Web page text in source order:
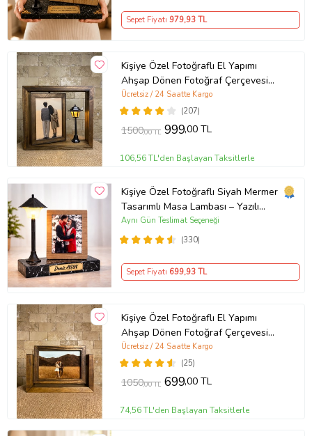
Sepet Fiyatı 979,93 TL
Kişiye Özel Fotoğraflı El Yapımı
Ahşap Dönen Fotoğraf Çerçevesi
Sokak Lambalı Doğum Günü
Hediyesi (Kahverengi)
(207)
Ücretsiz / 24 Saatte Kargo
1500,00 TL 999,00 TL
106,56 TL'den Başlayan Taksitlerle
Kişiye Özel Fotoğraflı Siyah Mermer
Tasarımlı Masa Lambası – Yazılı
Ahşap Çerçeveli LED Gece Lambası
(330)
Aynı Gün Teslimat Seçeneği
Sepet Fiyatı 699,93 TL
Kişiye Özel Fotoğraflı El Yapımı
Ahşap Dönen Fotoğraf Çerçevesi
Doğum Günü Hediyesi
(25)
Ücretsiz / 24 Saatte Kargo
1050,00 TL 699,00 TL
74,56 TL'den Başlayan Taksitlerle